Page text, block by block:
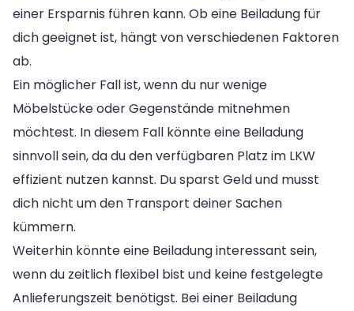
einer Ersparnis führen kann. Ob eine Beiladung für
dich geeignet ist, hängt von verschiedenen Faktoren
ab.
Ein möglicher Fall ist, wenn du nur wenige
Möbelstücke oder Gegenstände mitnehmen
möchtest. In diesem Fall könnte eine Beiladung
sinnvoll sein, da du den verfügbaren Platz im LKW
effizient nutzen kannst. Du sparst Geld und musst
dich nicht um den Transport deiner Sachen
kümmern.
Weiterhin könnte eine Beiladung interessant sein,
wenn du zeitlich flexibel bist und keine festgelegte
Anlieferungszeit benötigst. Bei einer Beiladung